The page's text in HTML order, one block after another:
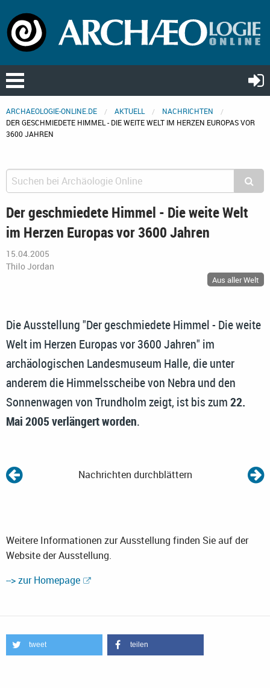
ARCHAEOLOGIE-ONLINE.DE AKTUELL
NACHRICHTEN
DER GESCHMIEDETE HIMMEL - DIE WEITE WELT IM HERZEN EUROPAS VOR
3600 JAHREN
Der geschmiedete Himmel - Die weite Welt
im Herzen Europas vor 3600 Jahren
15.04.2005
Thilo Jordan
Aus aller Welt
Die Ausstellung "Der geschmiedete Himmel - Die weite
Welt im Herzen Europas vor 3600 Jahren" im
archäologischen Landesmuseum Halle, die unter
anderem die Himmelsscheibe von Nebra und den
Sonnenwagen von Trundholm zeigt, ist bis zum22.
Mai 2005 verlängert worden.
Nachrichten durchblättern
Weitere Informationen zur Ausstellung finden Sie auf der
Website der Ausstellung.
--> zur Homepage
tweet teilen